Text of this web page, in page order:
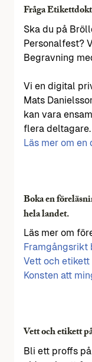
Fråga
Ska du på
Personalfest?
Begravning
Vi en digital
Mats
kan vara
flera deltagare.
Läs mer om
Boka en
hela landet.
Läs mer om
Framgångsrikt
Vett och etikett
Konsten att
Vett och etikett
Bli ett proffs